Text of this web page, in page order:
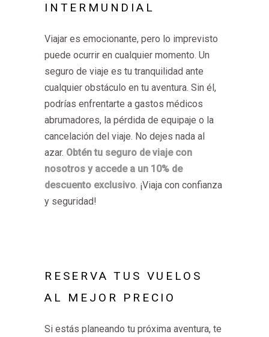
INTERMUNDIAL
Viajar es emocionante, pero lo imprevisto
puede ocurrir en cualquier momento. Un
seguro de viaje es tu tranquilidad ante
cualquier obstáculo en tu aventura. Sin él,
podrías enfrentarte a gastos médicos
abrumadores, la pérdida de equipaje o la
cancelación del viaje. No dejes nada al
azar. Obtén tu seguro de viaje con
nosotros y accede a un 10% de
descuento exclusivo. ¡Viaja con confianza
y seguridad!
RESERVA TUS VUELOS
AL MEJOR PRECIO
Si estás planeando tu próxima aventura, te